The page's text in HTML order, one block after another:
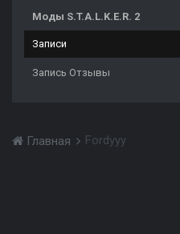
Моды S.T.A.L.K.E.R. 2
Записи
Запись Отзывы
Главная Fordyyy